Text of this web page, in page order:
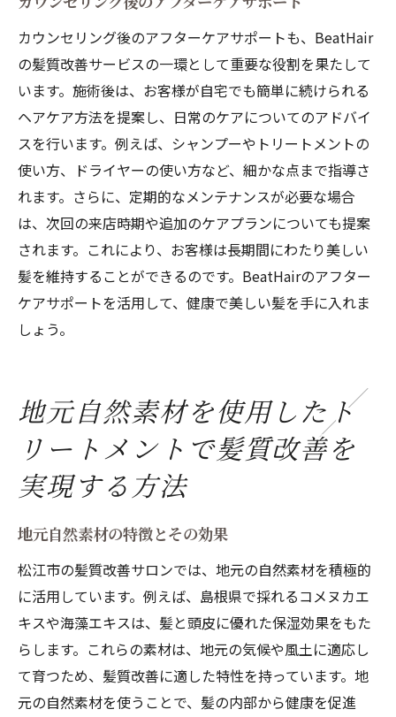
カウンセリング後のアフターケアサポートも、BeatHair
の髪質改善サービスの一環として重要な役割を果たして
います。施術後は、お客様が自宅でも簡単に続けられる
ヘアケア方法を提案し、日常のケアについてのアドバイ
スを行います。例えば、シャンプーやトリートメントの
使い方、ドライヤーの使い方など、細かな点まで指導さ
れます。さらに、定期的なメンテナンスが必要な場合
は、次回の来店時期や追加のケアプランについても提案
されます。これにより、お客様は長期間にわたり美しい
髪を維持することができるのです。BeatHairのアフター
ケアサポートを活用して、健康で美しい髪を手に入れま
しょう。
地元自然素材を使用したト
リートメントで髪質改善を
実現する方法
地元自然素材の特徴とその効果
松江市の髪質改善サロンでは、地元の自然素材を積極的
に活用しています。例えば、島根県で採れるコメヌカエ
キスや海藻エキスは、髪と頭皮に優れた保湿効果をもた
らします。これらの素材は、地元の気候や風土に適応し
て育つため、髪質改善に適した特性を持っています。地
元の自然素材を使うことで、髪の内部から健康を促進